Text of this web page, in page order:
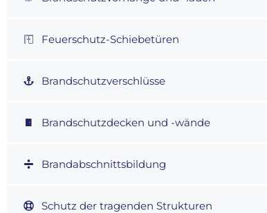
Feuerschutz-Schiebetüren
Brandschutzverschlüsse
Brandschutzdecken und -wände
Brandabschnittsbildung
Schutz der tragenden Strukturen